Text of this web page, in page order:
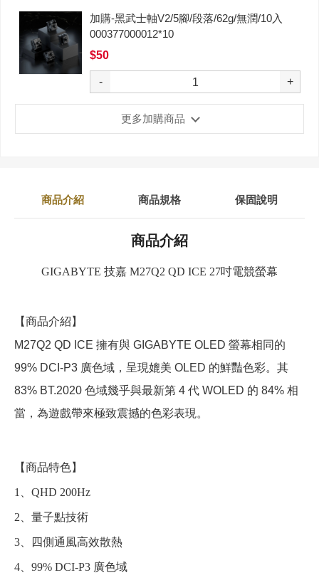
加購-黑武士軸V2/5腳/段落/62g/無潤/10入
000377000012*10
$50
- +
更多加購商品
商品介紹 商品規格 保固說明
商品介紹
GIGABYTE 技嘉 M27Q2 QD ICE 27吋電競螢幕
【商品介紹】
M27Q2 QD ICE 擁有與 GIGABYTE OLED 螢幕相同的
99% DCI-P3 廣色域，呈現媲美 OLED 的鮮豔色彩。其
83% BT.2020 色域幾乎與最新第 4 代 WOLED 的 84% 相
當，為遊戲帶來極致震撼的色彩表現。
【商品特色】
1、QHD 200Hz
2、量子點技術
3、四側通風高效散熱
4、99% DCI-P3 廣色域